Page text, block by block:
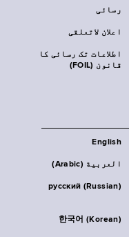
رسائی
اعلان لاتعلقی
اطلاعات تک رسائی کا
قانون (FOIL)
English
العربية (Arabic)
русский (Russian)
한국어 (Korean)